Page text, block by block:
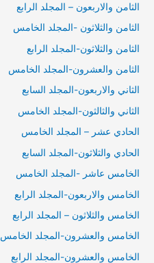
الثامن والاربعون – المجلد الرابع
الثامن والثلاثون -المجلد الخامس
الثامن والثلاثون-المجلد الرابع
الثامن والعشرون-المجلد الخامس
الثاني والاربعون-المجلد السابع
الثاني والثالثون-المجلد الخامس
الحادي عشر – المجلد الخامس
الحادي والثلاثون-المجلد السابع
الخامس عاشر -المجلد الخامس
الخامس والاربعون-المجلد الرابع
الخامس والثلاثون – المجلد الرابع
الخامس والعشرون-المجلد الخامس
الخامس والعشرون-المجلد الرابع